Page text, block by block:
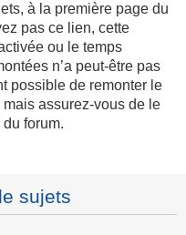
à la première page du
pas ce lien, cette
ou le temps
n’a peut-être pas
possible de remonter le
assurez-vous de le
forum.
sujets